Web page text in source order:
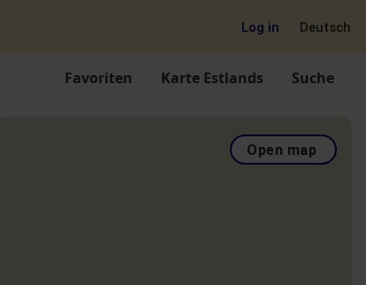
Log in Deutsch
Favoriten Karte Estlands Suche
Open map